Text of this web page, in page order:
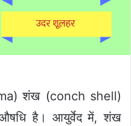
शंख (conch shell)
है। आयुर्वेद में, शंख